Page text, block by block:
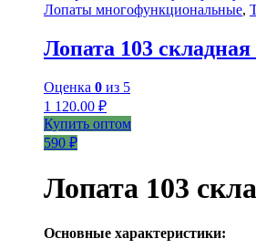
Лопаты многофункциональные,
Лопата 103
Оценка 0 из 5
1 120.00 ₽
Купить оптом
590 ₽
Лопата 103
Основные характеристики: